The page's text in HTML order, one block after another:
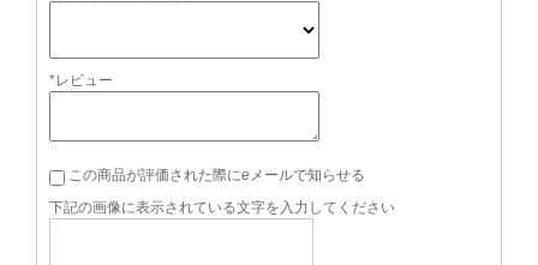
*レビュー
この商品が評価された際にeメールで知らせる
下記の画像に表示されている文字を入力してください